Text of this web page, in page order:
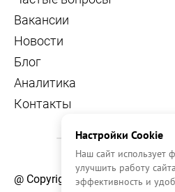
Вакансии
Новости
Блог
Аналитика
Контакты
@ Copyright, 2026 OFFICE
Настройки Cookie
Наш сайт использует
улучшить работу
эффективность и